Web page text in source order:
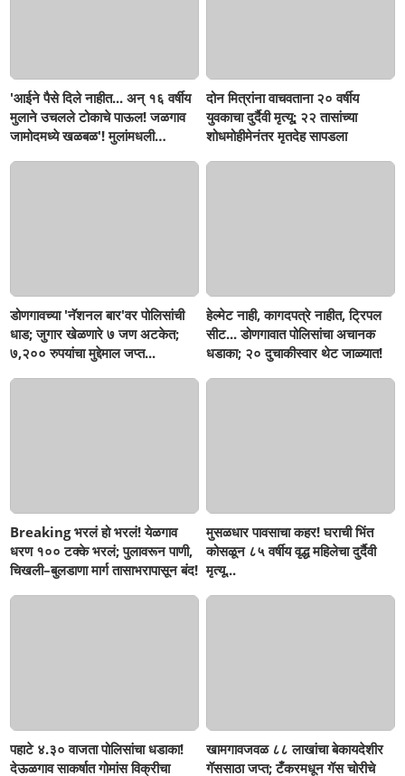
'आईने पैसे दिले नाहीत... अन् १६ वर्षीय
मुलाने उचलले टोकाचे पाऊल! जळगाव
जामोदमध्ये खळबळ'! मुलांमधली
दोन मित्रांना वाचवताना २० वर्षीय
युवकाचा दुर्दैवी मृत्यू; २२ तासांच्या
शोधमोहीमेनंतर मृतदेह सापडला
डोणगावच्या 'नॅशनल बार'वर पोलिसांची
धाड; जुगार खेळणारे ७ जण अटकेत;
७,२०० रुपयांचा मुद्देमाल जप्त...
हेल्मेट नाही, कागदपत्रे नाहीत, ट्रिपल
सीट... डोणगावात पोलिसांचा अचानक
धडाका; २० दुचाकीस्वार थेट जाळ्यात!
Breaking भरलं हो भरलं! येळगाव
धरण १०० टक्के भरलं; पुलावरून पाणी,
चिखली–बुलडाणा मार्ग तासाभरापासून बंद!
मुसळधार पावसाचा कहर! घराची भिंत
कोसळून ८५ वर्षीय वृद्ध महिलेचा दुर्दैवी
मृत्यू...
पहाटे ४.३० वाजता पोलिसांचा धडाका!
देऊळगाव साकर्षात गोमांस विक्रीचा
खामगावजवळ ८८ लाखांचा बेकायदेशीर
गॅससाठा जप्त; टँकरमधून गॅस चोरीचे